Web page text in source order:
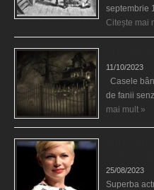
septembrie
Citește mai
11/10/2023
Casele
de fanii
mai mult »
25/08/2023
Superba